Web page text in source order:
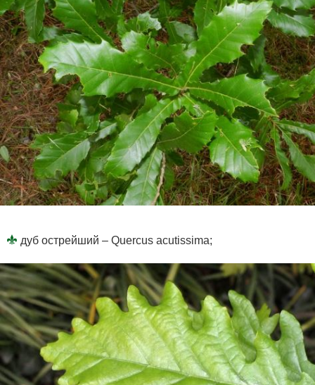
дуб острейший – Quercus acutissima;